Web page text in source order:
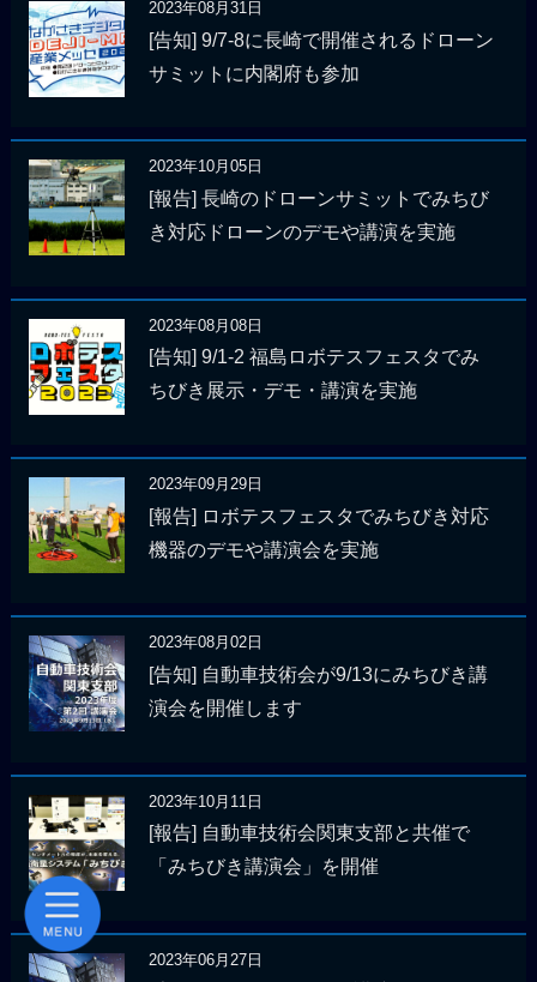
2023年08月31日
[告知] 9/7-8に長崎で開催されるドローン
サミットに内閣府も参加
2023年10月05日
[報告] 長崎のドローンサミットでみちび
き対応ドローンのデモや講演を実施
2023年08月08日
[告知] 9/1-2 福島ロボテスフェスタでみ
ちびき展示・デモ・講演を実施
2023年09月29日
[報告] ロボテスフェスタでみちびき対応
機器のデモや講演会を実施
2023年08月02日
[告知] 自動車技術会が9/13にみちびき講
演会を開催します
2023年10月11日
[報告] 自動車技術会関東支部と共催で
「みちびき講演会」を開催
2023年06月27日